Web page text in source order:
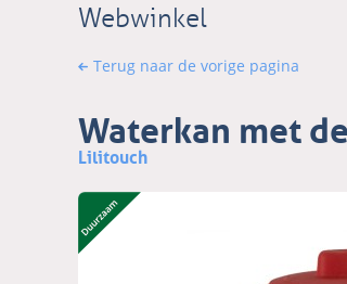
Webwinkel
Terug naar de vorige pagina
Waterkan met
Lilitouch